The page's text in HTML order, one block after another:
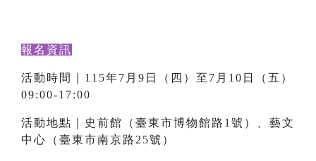
報名資訊
活動時間｜115年7月9日（四）至7月10日（五）
09:00-17:00
活動地點｜史前館（臺東市博物館路1號）、藝文
中心（臺東市南京路25號）